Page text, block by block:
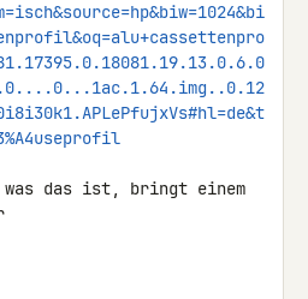
was das ist, bringt einem